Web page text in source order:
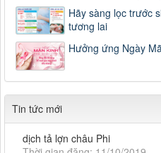
Hãy sàng lọc trước
tương lai
Hưởng ứng Ngày
Tin tức mới
Số: 187/CV-TTYT
Đẩy nhanh tiến độ thực hiện
Thời gian đăng: 11/10/2019
Cách chặn 5 bệnh hô hấp
Cách chặn 5 bệnh hô hấp dễ
Thời gian đăng: 11/10/2019
Tiếp tục tăng cường công
Tiếp tục tăng cường công tác
dịch tả lợn châu Phi
Thời gian đăng: 11/10/2019